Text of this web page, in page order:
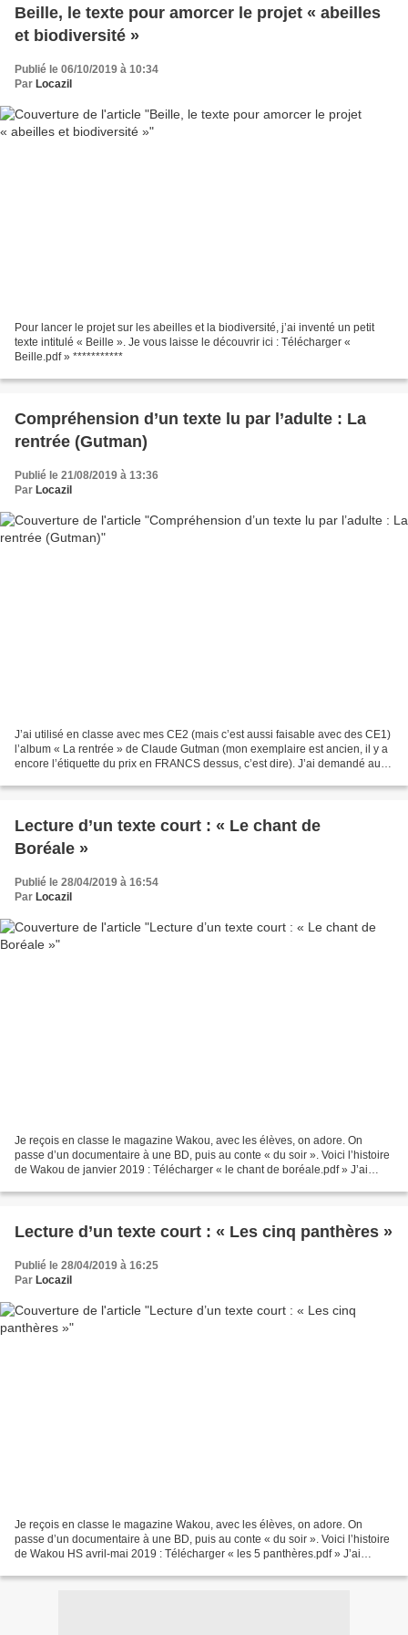
Beille, le texte pour amorcer le projet « abeilles
et biodiversité »
Publié le 06/10/2019 à 10:34
Par Locazil
Pour lancer le projet sur les abeilles et la biodiversité, j’ai inventé un petit
texte intitulé « Beille ». Je vous laisse le découvrir ici : Télécharger «
Beille.pdf » ***********
Compréhension d’un texte lu par l’adulte : La
rentrée (Gutman)
Publié le 21/08/2019 à 13:36
Par Locazil
J’ai utilisé en classe avec mes CE2 (mais c’est aussi faisable avec des CE1)
l’album « La rentrée » de Claude Gutman (mon exemplaire est ancien, il y a
encore l’étiquette du prix en FRANCS dessus, c’est dire). J’ai demandé aux
Lecture d’un texte court : « Le chant de
Boréale »
Publié le 28/04/2019 à 16:54
Par Locazil
Je reçois en classe le magazine Wakou, avec les élèves, on adore. On
passe d’un documentaire à une BD, puis au conte « du soir ». Voici l’histoire
de Wakou de janvier 2019 : Télécharger « le chant de boréale.pdf » J’ai
Lecture d’un texte court : « Les cinq panthères »
Publié le 28/04/2019 à 16:25
Par Locazil
Je reçois en classe le magazine Wakou, avec les élèves, on adore. On
passe d’un documentaire à une BD, puis au conte « du soir ». Voici l’histoire
de Wakou HS avril-mai 2019 : Télécharger « les 5 panthères.pdf » J’ai